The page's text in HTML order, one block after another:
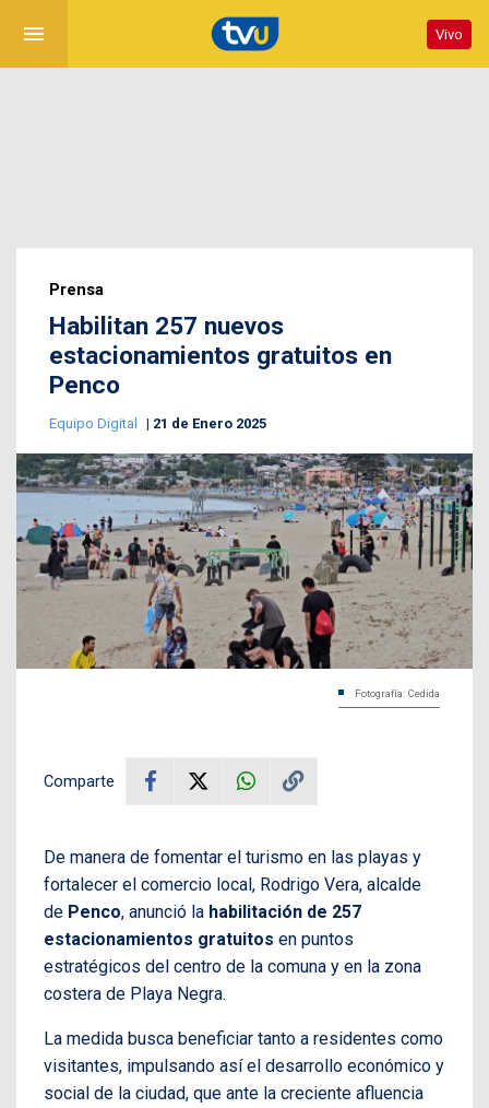
menu Vivo
Prensa
Habilitan 257 nuevos
estacionamientos gratuitos en
Penco
Equipo Digital 21 de Enero 2025
Fotografía: Cedida
Comparte
De manera de fomentar el turismo en las playas y
fortalecer el comercio local, Rodrigo Vera, alcalde
de Penco, anunció la habilitación de 257
estacionamientos gratuitos en puntos
estratégicos del centro de la comuna y en la zona
costera de Playa Negra.
La medida busca beneficiar tanto a residentes como
visitantes, impulsando así el desarrollo económico y
social de la ciudad, que ante la creciente afluencia